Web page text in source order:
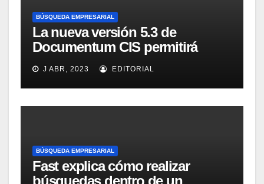
BÚSQUEDA EMPRESARIAL
La nueva versión 5.3 de
Documentum CIS permitirá
distribuir las responsabilidades
de clasificación
J ABR, 2023 EDITORIAL
BÚSQUEDA EMPRESARIAL
Fast explica cómo realizar
búsquedas dentro de un